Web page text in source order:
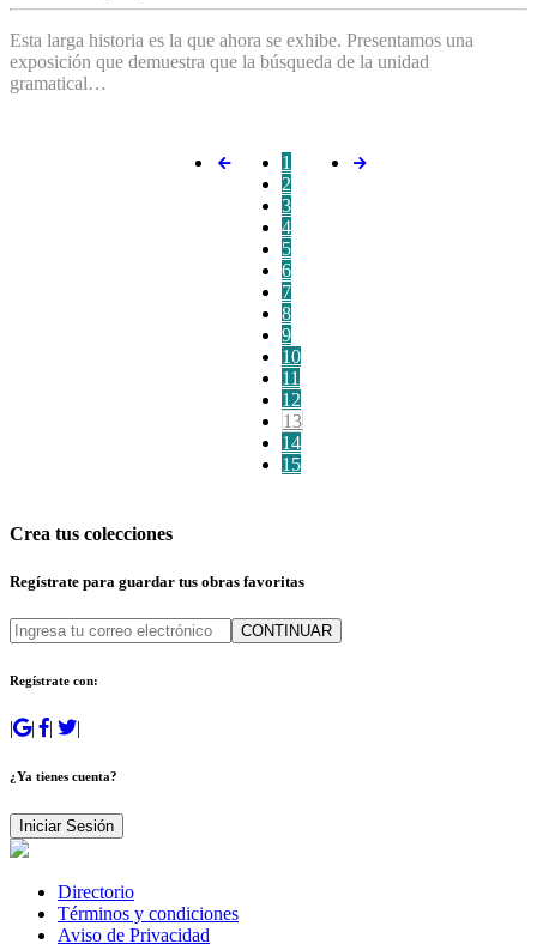
Esta larga historia es la que ahora se exhibe. Presentamos una
exposición que demuestra que la búsqueda de la unidad
gramatical…
1
2
3
4
5
6
7
8
9
10
11
12
13
14
15
Crea tus colecciones
Regístrate para guardar tus obras favoritas
CONTINUAR
Regístrate con:
| | | |
¿Ya tienes cuenta?
Iniciar Sesión
Directorio
Términos y condiciones
Aviso de Privacidad